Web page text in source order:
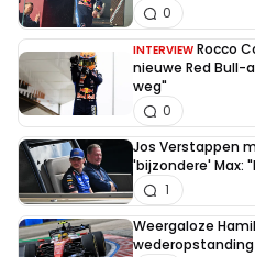
0
INTERVIEW Rocco
nieuwe Red Bull-
weg"
0
Jos Verstappen
'bijzondere' Max:
1
Weergaloze
wederopstanding